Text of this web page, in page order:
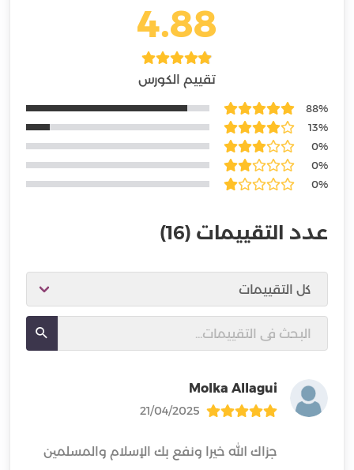
4.88
تقييم الكورس
88%
13%
0%
0%
0%
عدد التقييمات (16)
Molka Allagui
21/04/2025
جزاك الله خيرا ونفع بك الإسلام والمسلمين